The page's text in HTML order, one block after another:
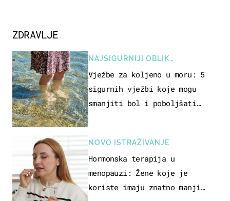
ZDRAVLJE
NAJSIGURNIJI OBLIK
REKREACIJE
Vježbe za koljeno u moru: 5
sigurnih vježbi koje mogu
smanjiti bol i poboljšati
NOVO ISTRAŽIVANJE
Hormonska terapija u
menopauzi: Žene koje je
koriste imaju znatno manji